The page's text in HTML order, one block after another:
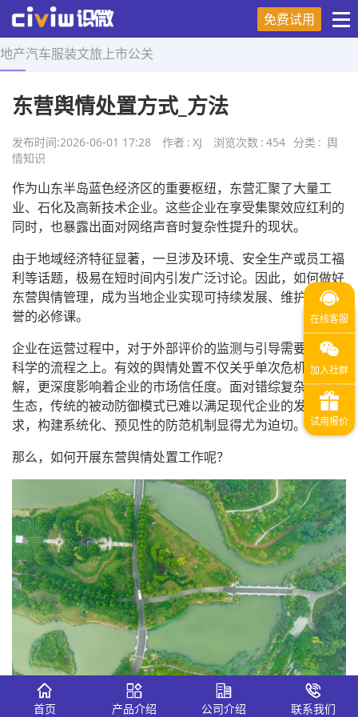
免费试用
地产汽车服装文旅 上市公关
首页 > 舆情知识 > 正文
东营舆情处置方式_方法
发布时间:2026-06-01 17:28 作者 : XJ 浏览次数 : 454 分类 : 舆
情知识
作为山东半岛蓝色经济区的重要枢纽，东营汇聚了大量工
业、石化及高新技术企业。这些企业在享受集聚效应红利的
同时，也暴露出面对网络声音时复杂性提升的现状。
由于地域经济特征显著，一旦涉及环境、安全生产或员工福
利等话题，极易在短时间内引发广泛讨论。因此，如何做好
东营舆情管理，成为当地企业实现可持续发展、维护品牌声
誉的必修课。
企业在运营过程中，对于外部评价的监测与引导需要建立在
科学的流程之上。有效的舆情处置不仅关乎单次危机的化
解，更深度影响着企业的市场信任度。面对错综复杂的网络
生态，传统的被动防御模式已难以满足现代企业的发展需
求，构建系统化、预见性的防范机制显得尤为迫切。
那么，如何开展东营舆情处置工作呢？
首页 产品介绍 公司介绍 联系我们